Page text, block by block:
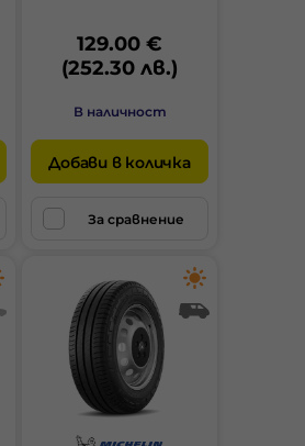
129.00 €
(252.30 лв.)
В наличност
Добави в количка
За сравнение